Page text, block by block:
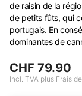
de raisin de la
de petits fûts, qui
portugais. En
dominantes de
CHF 79.90
Incl. TVA plus Frais